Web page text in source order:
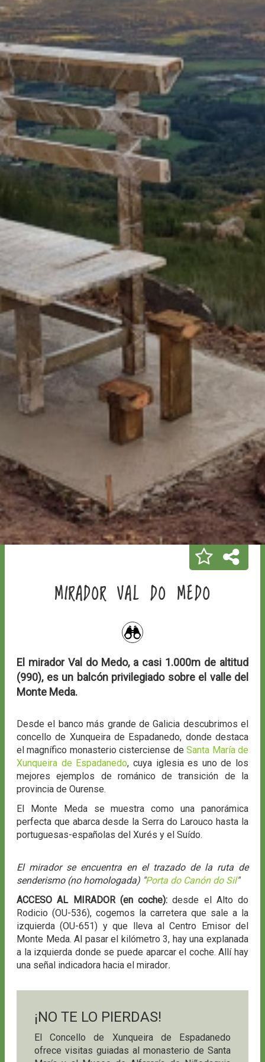
MIRADOR VAL DO MEDO
El mirador Val do Medo, a casi 1.000m de altitud
(990), es un balcón privilegiado sobre el valle del
Monte Meda.
Desde el banco más grande de Galicia descubrimos el
concello de Xunqueira de Espadanedo, donde destaca
el magnífico monasterio cisterciense deSanta María de
Xunqueira de Espadanedo, cuya iglesia es uno de los
mejores ejemplos de románico de transición de la
provincia de Ourense.
El Monte Meda se muestra como una panorámica
perfecta que abarca desde la Serra do Larouco hasta la
portuguesas-españolas del Xurés y el Suído.
El mirador se encuentra en el trazado de la ruta de
senderismo (no homologada) "Porta do Canón do Sil"
ACCESO AL MIRADOR (en coche): desde el Alto do
Rodicio (OU-536), cogemos la carretera que sale a la
izquierda (OU-651) y que lleva al Centro Emisor del
Monte Meda. Al pasar el kilómetro 3, hay una explanada
a la izquierda donde se puede aparcar el coche. Allí hay
una señal indicadora hacia el mirador.
¡NO TE LO PIERDAS!
El Concello de Xunqueira de Espadanedo
ofrece visitas guiadas al monasterio de Santa